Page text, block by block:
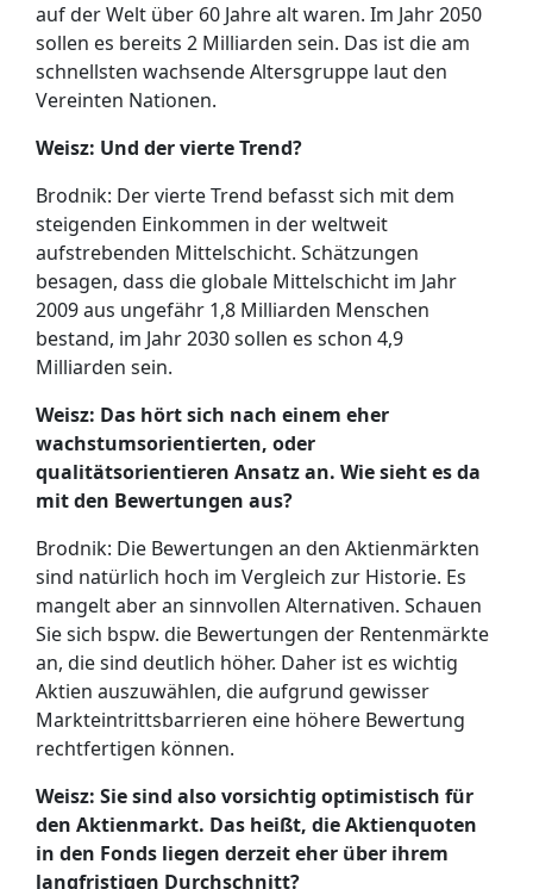
auf der Welt über 60 Jahre alt waren. Im Jahr 2050
sollen es bereits 2 Milliarden sein. Das ist die am
schnellsten wachsende Altersgruppe laut den
Vereinten Nationen.
Weisz: Und der vierte Trend?
Brodnik: Der vierte Trend befasst sich mit dem
steigenden Einkommen in der weltweit
aufstrebenden Mittelschicht. Schätzungen
besagen, dass die globale Mittelschicht im Jahr
2009 aus ungefähr 1,8 Milliarden Menschen
bestand, im Jahr 2030 sollen es schon 4,9
Milliarden sein.
Weisz: Das hört sich nach einem eher
wachstumsorientierten, oder
qualitätsorientieren Ansatz an. Wie sieht es da
mit den Bewertungen aus?
Brodnik: Die Bewertungen an den Aktienmärkten
sind natürlich hoch im Vergleich zur Historie. Es
mangelt aber an sinnvollen Alternativen. Schauen
Sie sich bspw. die Bewertungen der Rentenmärkte
an, die sind deutlich höher. Daher ist es wichtig
Aktien auszuwählen, die aufgrund gewisser
Markteintrittsbarrieren eine höhere Bewertung
rechtfertigen können.
Weisz: Sie sind also vorsichtig optimistisch für
den Aktienmarkt. Das heißt, die Aktienquoten
in den Fonds liegen derzeit eher über ihrem
langfristigen Durchschnitt?